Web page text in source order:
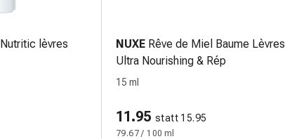
Nutritic lèvres NUXE Rêve de Miel Baume Lèvres
Ultra Nourishing & Rép
15 ml
11.95 statt 15.95
79.67 / 100 ml